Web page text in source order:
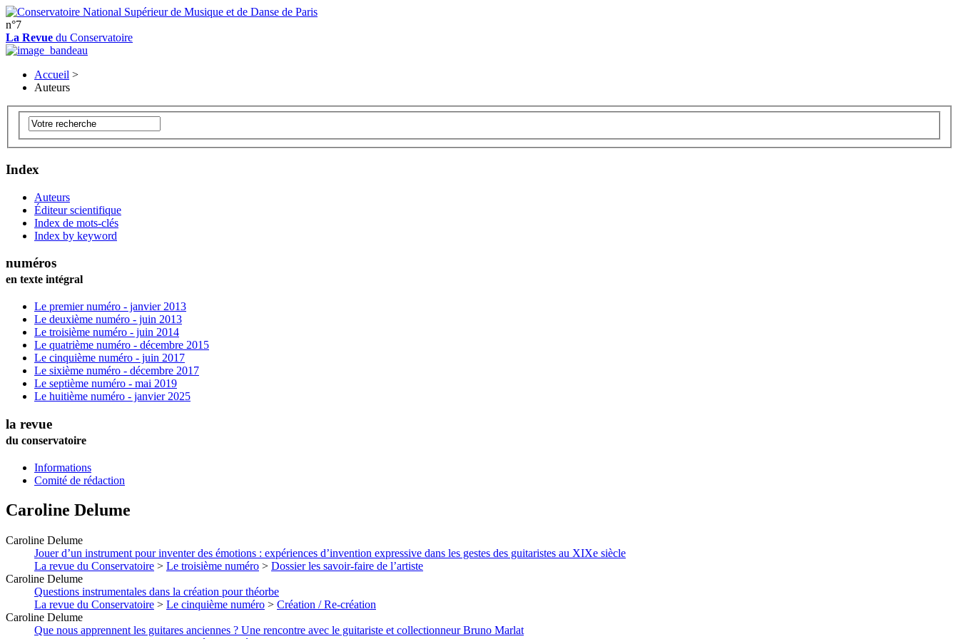
n°7
La Revue du Conservatoire
Accueil >
Auteurs
Index
Auteurs
Éditeur scientifique
Index de mots-clés
Index by keyword
numéros
en texte intégral
Le premier numéro - janvier 2013
Le deuxième numéro - juin 2013
Le troisième numéro - juin 2014
Le quatrième numéro - décembre 2015
Le cinquième numéro - juin 2017
Le sixième numéro - décembre 2017
Le septième numéro - mai 2019
Le huitième numéro - janvier 2025
la revue
du conservatoire
Informations
Comité de rédaction
Caroline Delume
Caroline Delume
Jouer d’un instrument pour inventer des émotions : expériences d’invention expressive dans les gestes des guitaristes au XIXe siècle
La revue du Conservatoire > Le troisième numéro > Dossier les savoir-faire de l’artiste
Caroline Delume
Questions instrumentales dans la création pour théorbe
La revue du Conservatoire > Le cinquième numéro > Création / Re-création
Caroline Delume
Que nous apprennent les guitares anciennes ? Une rencontre avec le guitariste et collectionneur Bruno Marlat